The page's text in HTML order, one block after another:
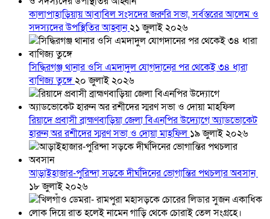
কালাপাহাড়িয়ায় আবাবিল সংসদের জরুরি সভা, সর্বস্তরের আলেম ও
সদস্যদের উপস্থিতির আহ্বান২১ জুলাই ২০২৬
সিদ্ধিরগঞ্জ থানার ওসি এমদাদুল যোগদানের পর থেকেই ৩৪ ধারা
বাণিজ্য তুঙ্গে২০ জুলাই ২০২৬
রিয়াদে প্রবাসী ব্রাহ্মণবাড়িয়া জেলা বিএনপির উদ্যোগে অ্যাডভোকেট
হারুন অর রশীদের স্মরণ সভা ও দোয়া মাহফিল ১৯ জুলাই ২০২৬
আড়াইহাজার-পুরিন্দা সড়কে দীর্ঘদিনের ভোগান্তির পথচলার অবসান
১৮ জুলাই ২০২৬